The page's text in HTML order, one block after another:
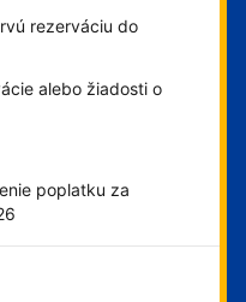
rezerváciu do
alebo žiadosti o
poplatku za